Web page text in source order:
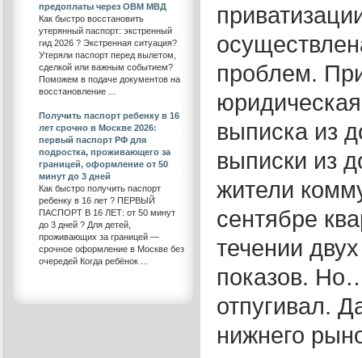
предоплаты через ОВМ МВД
Как быстро восстановить
утерянный паспорт: экстренный
гид 2026 ? Экстренная ситуация?
Утеряли паспорт перед вылетом,
сделкой или важным событием?
Поможем в подаче документов на
восстановление ...
Получить паспорт ребенку в 16
лет срочно в Москве 2026:
первый паспорт РФ для
подростка, проживающего за
границей, оформление от 50
минут до 3 дней
Как быстро получить паспорт
ребенку в 16 лет ? ПЕРВЫЙ
ПАСПОРТ В 16 ЛЕТ: от 50 минут
до 3 дней ? Для детей,
проживающих за границей —
срочное оформление в Москве без
очередей Когда ребёнок ...
проблем.
выписка из
выписки из
жители
сентябре
течении
показов.
отпугивал.
нижнего